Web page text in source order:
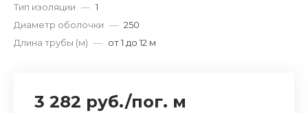
Тип изоляции — 1
Диаметр оболочки — 250
Длина трубы (м) — от 1 до 12 м
3 282 руб./пог. м